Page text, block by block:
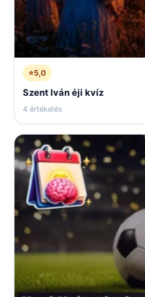
⭐5,0
Szent Iván éji kvíz
4 értékelés